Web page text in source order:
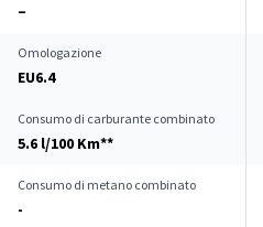
–
Omologazione
EU6.4
Consumo di carburante combinato
5.6 l/100 Km**
Consumo di metano combinato
-